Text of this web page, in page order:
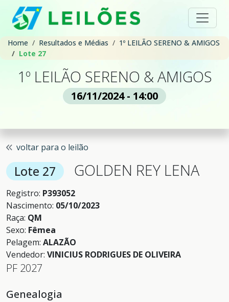
Home Resultados e Médias
1º LEILÃO SERENO & AMIGOS
Lote 27
1º LEILÃO SERENO & AMIGOS
16/11/2024 - 14:00
voltar para o leilão
Lote 27 GOLDEN REY LENA
Registro: P393052
Nascimento: 05/10/2023
Raça: QM
Sexo: Fêmea
Pelagem: ALAZÃO
Vendedor: VINICIUS RODRIGUES DE OLIVEIRA
PF 2027
Genealogia